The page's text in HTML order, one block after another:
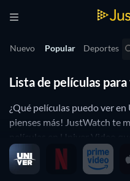
Nuevo Popular Deportes
Lista de películas
¿Qué películas puedo ver
pienses más! JustWatch te
películas en Univer Video
momento. Organizamos
Video por popularidad para